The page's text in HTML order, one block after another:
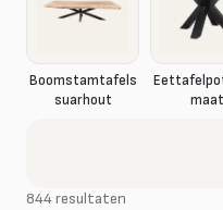
Boomstamtafels
suarhout
maat
844 resultaten